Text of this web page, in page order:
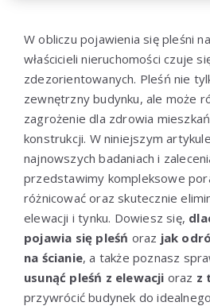
W obliczu pojawienia się pleśni
właścicieli nieruchomości czuje
zdezorientowanych. Pleśń nie
zewnętrzny budynku, ale może
zagrożenie dla zdrowia
konstrukcji. W niniejszym
najnowszych badaniach i
przedstawimy kompleksowe
różnicować oraz skutecznie
elewacji i tynku. Dowiesz się,
pojawia się pleśń oraz jak
na ścianie, a także poznasz
usunąć pleśń z elewacji oraz z
przywrócić budynek do